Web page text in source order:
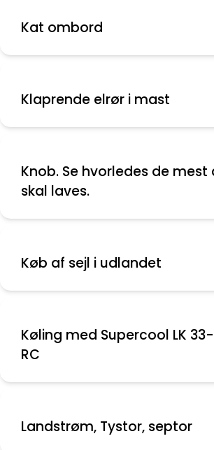
Kat ombord
Klaprende elrør i mast
Knob. Se hvorledes de mest
skal laves.
Køb af sejl i udlandet
Køling med Supercool LK
RC
Landstrøm, Tystor, septor